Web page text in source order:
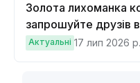
Золота лихоманка
запрошуйте друзів
депозит на $100 і
Актуальні 17 лип 2026 р.